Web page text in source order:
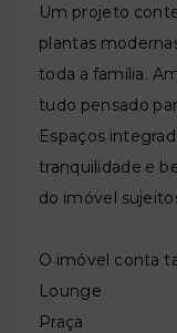
Um projeto
plantas
toda a família.
tudo pensado
Espaços
tranquilidade e
do imóvel
O imóvel conta
Lounge
Praça